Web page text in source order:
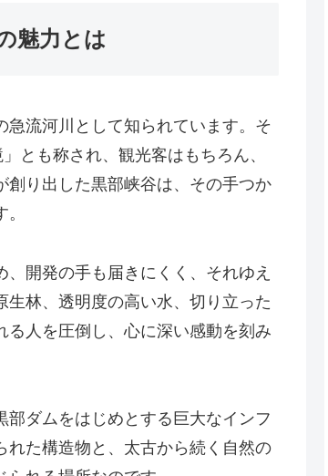
魅力とは
流河川として知られています。そ
とも称され、観光客はもちろん、
り出した黒部峡谷は、その手つか
開発の手も届きにくく、それゆえ
林、透明度の高い水、切り立った
人を圧倒し、心に深い感動を刻み
部ダムをはじめとする巨大なインフ
れた構造物と、太古から続く自然の